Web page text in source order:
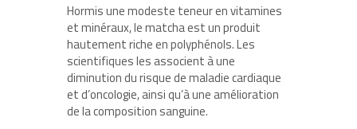
Hormis une modeste teneur en vitamines
et minéraux, le matcha est un produit
hautement riche en polyphénols. Les
scientifiques les associent à une
diminution du risque de maladie cardiaque
et d’oncologie, ainsi qu’à une amélioration
de la composition sanguine.